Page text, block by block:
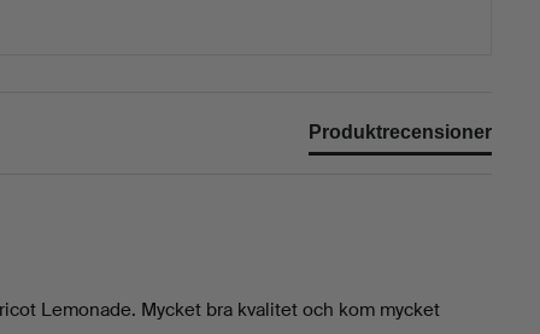
Produktrecensioner
Lemonade. Mycket bra kvalitet och kom mycket